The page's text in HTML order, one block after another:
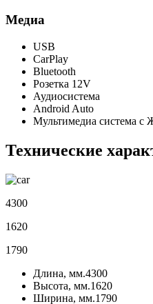
Медиа
USB
CarPlay
Bluetooth
Розетка 12V
Аудиосистема
Android Auto
Мультимедиа система с
Технические
4300
1620
1790
Длина, мм.4300
Высота, мм.1620
Ширина, мм.1790